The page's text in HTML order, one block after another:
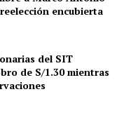
encubierta
del SIT
de S/1.30 mientras